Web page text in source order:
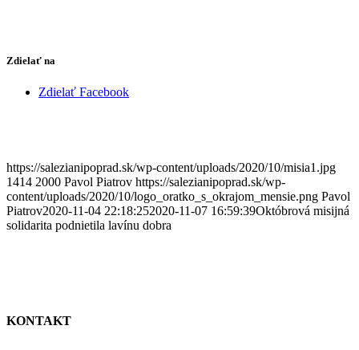
Zdielať na
Zdielať Facebook
https://salezianipoprad.sk/wp-content/uploads/2020/10/misia1.jpg
1414 2000 Pavol Piatrov https://salezianipoprad.sk/wp-
content/uploads/2020/10/logo_oratko_s_okrajom_mensie.png Pavol
Piatrov2020-11-04 22:18:252020-11-07 16:59:39Októbrová misijná
solidarita podnietila lavínu dobra
KONTAKT